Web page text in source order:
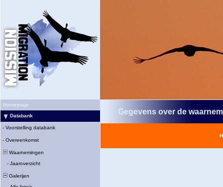
Homepage
Databank
- Voorstelling databank
- Overeenkomst
Waarnemingen
- Jaaroverzicht
Galerijen
Gegevens over de